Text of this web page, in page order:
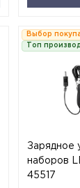
Выбор
Топ
Зарядное
наборов
45517